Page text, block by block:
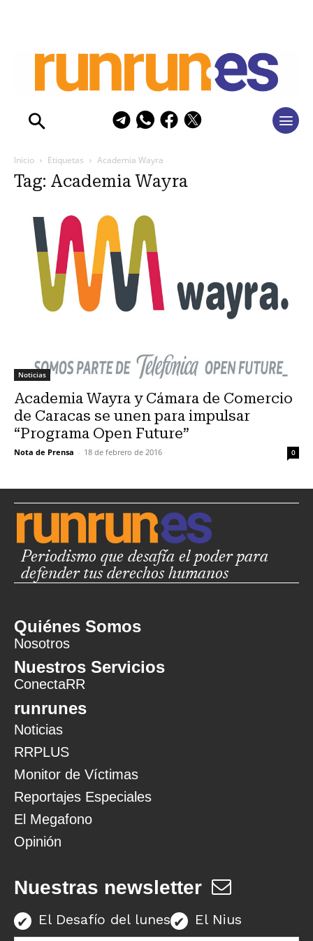
Inicio Etiquetas Academia Wayra
Tag: Academia Wayra
Noticias
Academia Wayra y Cámara de Comercio
de Caracas se unen para impulsar
“Programa Open Future”
Nota de Prensa - 18 de febrero de 2016 0
Periodismo que desafía el poder para
defender tus derechos humanos
Quiénes Somos
Nosotros
Nuestros Servicios
ConectaRR
runrunes
Noticias
RRPLUS
Monitor de Víctimas
Reportajes Especiales
El Megafono
Opinión
Nuestras newsletter
El Desafío del lunes El Nius